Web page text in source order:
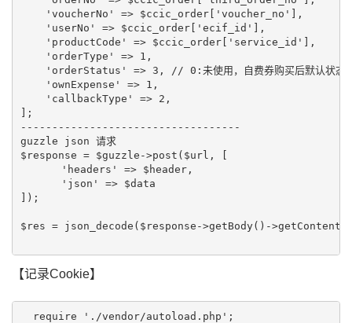
    'voucherNo' => $ccic_order['voucher_no'],
    'userNo' => $ccic_order['ecif_id'],
    'productCode' => $ccic_order['service_id'],
    'orderType' => 1,
'orderStatus' => 3, // 0:未使用，自费券购买后默认状态
    'ownExpense' => 1,
    'callbackType' => 2,
];
-----------------------------------
guzzle json 请求
$response = $guzzle->post($url, [
'headers' => $header,
'json' => $data
]);
$res = json_decode($response->getBody()-
【记录Cookie】
  require './vendor/autoload.php';